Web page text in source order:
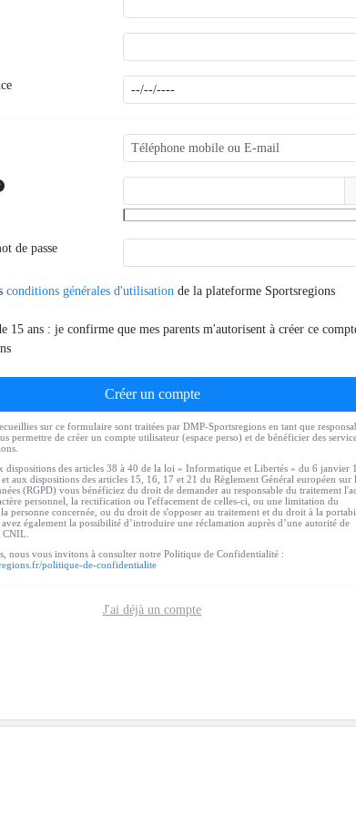
de passe
conditions générales d'utilisation de la plateforme Sportsregions
15 ans : je confirme que mes parents m'autorisent à créer ce
Créer un compte
sur ce formulaire sont traitées par DMP-Sportsregions en tant que
permettre de créer un compte utilisateur (espace perso) et de bénéficier des
dispositions des articles 38 à 40 de la loi « Informatique et Libertés » du 6 janvier
aux dispositions des articles 15, 16, 17 et 21 du Règlement Général européen sur
(RGPD) vous bénéficiez du droit de demander au responsable du traitement
personnel, la rectification ou l'effacement de celles-ci, ou une limitation du
personne concernée, ou du droit de s'opposer au traitement et du droit à la
avez également la possibilité d’introduire une réclamation auprès d’une autorité de
nous vous invitons à consulter notre Politique de Confidentialité :
politique-de-confidentialite
J'ai déjà un compte